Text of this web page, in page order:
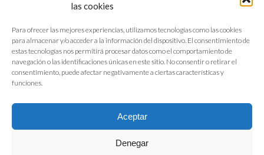
las cookies
Para ofrecer las mejores experiencias, utilizamos tecnologías como las cookies
para almacenar y/o acceder a la información del dispositivo. El consentimiento de
estas tecnologías nos permitirá procesar datos como el comportamiento de
navegación o las identificaciones únicas en este sitio. No consentir o retirar el
consentimiento, puede afectar negativamente a ciertas características y
funciones.
Aceptar
Denegar